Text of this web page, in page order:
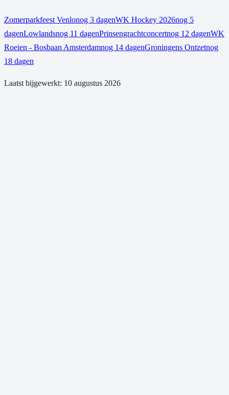
Zomerparkfeest Venlonog 3 dagenWK Hockey 2026nog 5
dagenLowlandsnog 11 dagenPrinsengrachtconcertnog 12 dagenWK
Roeien - Bosbaan Amsterdamnog 14 dagenGroningens Ontzetnog
18 dagen
Laatst bijgewerkt: 10 augustus 2026